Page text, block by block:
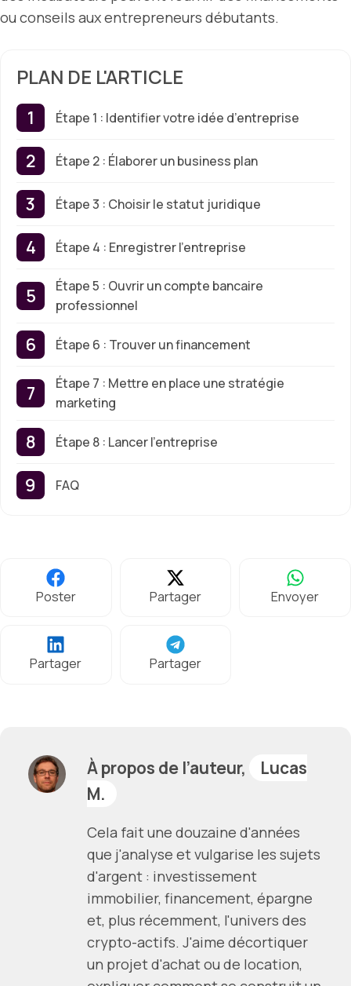
ou conseils aux entrepreneurs débutants.
PLAN DE L'ARTICLE
Étape 1 : Identifier votre idée d’entreprise
Étape 2 : Élaborer un business plan
Étape 3 : Choisir le statut juridique
Étape 4 : Enregistrer l’entreprise
Étape 5 : Ouvrir un compte bancaire
professionnel
Étape 6 : Trouver un financement
Étape 7 : Mettre en place une stratégie
marketing
Étape 8 : Lancer l’entreprise
FAQ
Poster Partager Envoyer
Partager Partager
À propos de l’auteur,
Lucas
M.
Cela fait une douzaine d'années
que j'analyse et vulgarise les sujets
d'argent : investissement
immobilier, financement, épargne
et, plus récemment, l'univers des
crypto-actifs. J'aime décortiquer
un projet d'achat ou de location,